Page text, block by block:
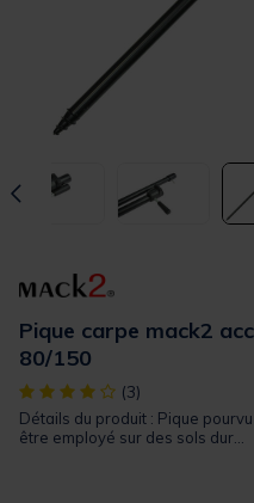
Pique carpe mack2
80/150
[object Object] out of 5
(3)
Détails du produit : Pique
être employé sur des sols dur...